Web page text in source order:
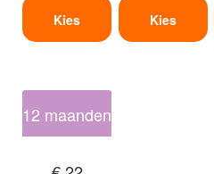
Kies Kies
12 maanden